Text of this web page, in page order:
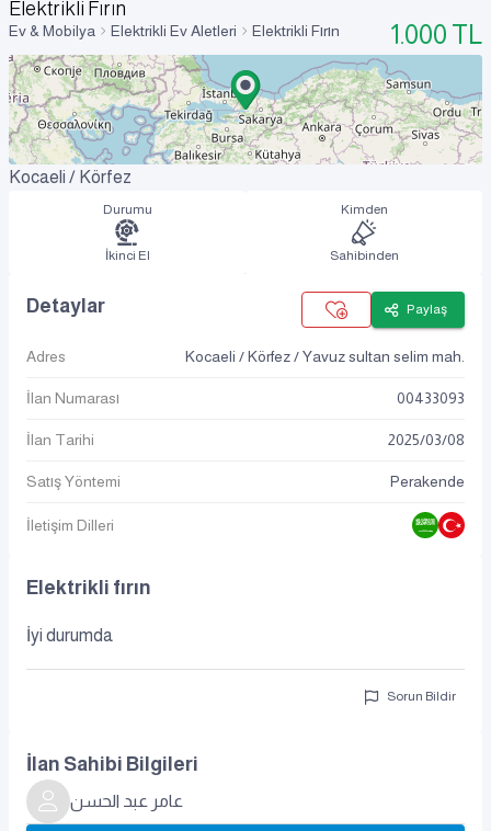
Elektrikli Fırın
Ev & Mobilya Elektrikli Ev Aletleri Elektrikli Fırın 1.000 TL
Kocaeli / Körfez
Durumu
İkinci El
Kimden
Sahibinden
Detaylar Paylaş
Adres Kocaeli / Körfez / Yavuz sultan selim mah.
İlan Numarası 00433093
İlan Tarihi 2025/03/08
Satış Yöntemi Perakende
İletişim Dilleri
Elektrikli fırın
İyi durumda
Sorun Bildir
İlan Sahibi Bilgileri
عامر عبد الحسن